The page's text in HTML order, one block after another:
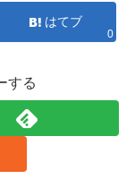
はてブ
0
する